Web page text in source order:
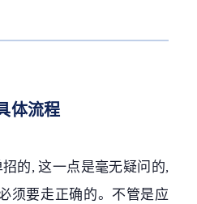
体流程
的, 这一点是毫无疑问的,
须要走正确的。不管是应